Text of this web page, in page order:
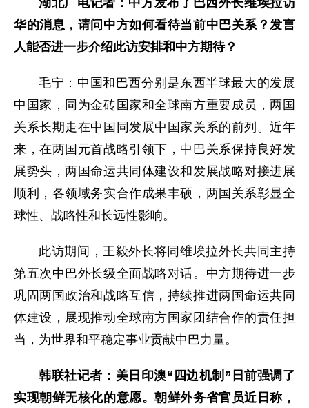
华的消息，请问中方如何看待当前中巴关系？发言
人能否进一步介绍此访安排和中方期待？
毛宁：中国和巴西分别是东西半球最大的发展
中国家，同为金砖国家和全球南方重要成员，两国
关系长期走在中国同发展中国家关系的前列。近年
来，在两国元首战略引领下，中巴关系保持良好发
展势头，两国命运共同体建设和发展战略对接进展
顺利，各领域务实合作成果丰硕，两国关系彰显全
球性、战略性和长远性影响。
此访期间，王毅外长将同维埃拉外长共同主持
第五次中巴外长级全面战略对话。中方期待进一步
巩固两国政治和战略互信，持续推进两国命运共同
体建设，展现推动全球南方国家团结合作的责任担
当，为世界和平稳定事业贡献中巴力量。
韩联社记者：美日印澳“四边机制”日前强调了
实现朝鲜无核化的意愿。朝鲜外务省官员近日称，